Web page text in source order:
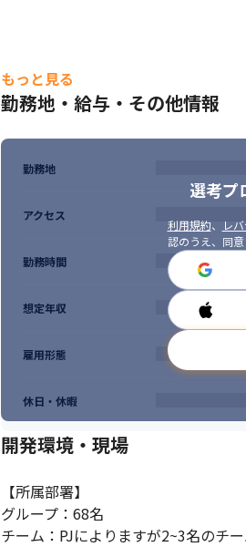
もっと見る
勤務地・給与・その他情報
選考プ
利用規約、 レ
認のうえ、同
勤務地
アクセス
勤務時間
想定年収
雇用形態
休日・休暇
開発環境・現場
【所属部署】
グループ：68名
チーム：PJによりますが2~3名のチ